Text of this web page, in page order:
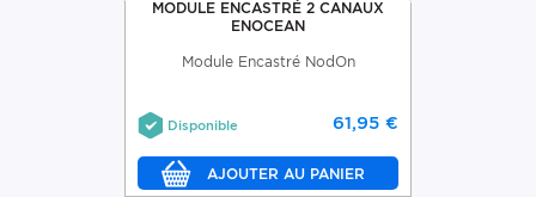
MODULE ENCASTRÉ 2 CANAUX
ENOCEAN
Module Encastré NodOn
61,95 €
Disponible